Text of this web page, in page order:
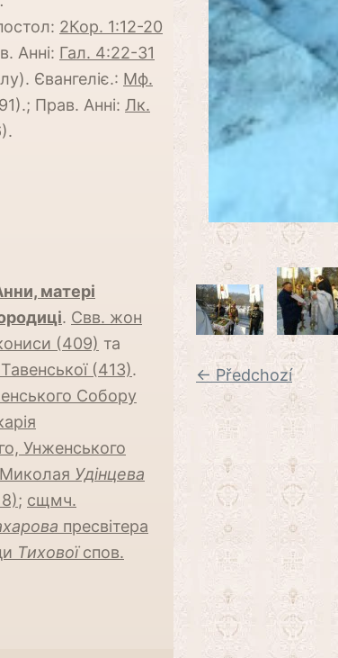
← Předchozí
2Кор. 1:12-20
Анні: Гал. 4:22-31
Євангеліє.: Мф.
Прав. Анні: Лк.
матері
. Свв. жон
(409) та
(413).
Собору
Унженського
Удінцева
; сщмч.
пресвітера
Тиховоїспов.